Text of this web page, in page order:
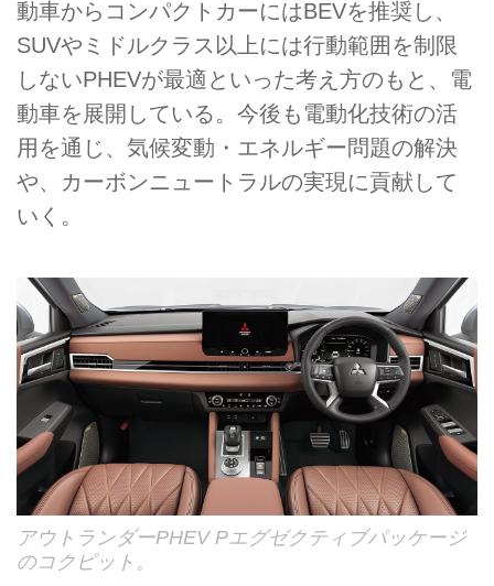
動車からコンパクトカーにはBEVを推奨し、
SUVやミドルクラス以上には行動範囲を制限
しないPHEVが最適といった考え方のもと、電
動車を展開している。今後も電動化技術の活
用を通じ、気候変動・エネルギー問題の解決
や、カーボンニュートラルの実現に貢献して
いく。
アウトランダーPHEV Pエグゼクティブパッケージ
のコクピット。